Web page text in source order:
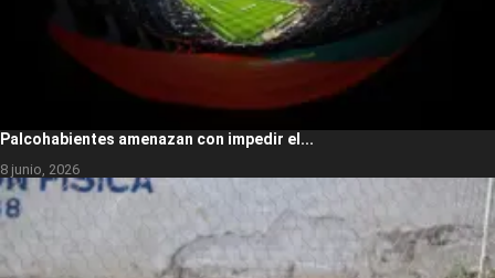
Palcohabientes amenazan con impedir el...
8 junio, 2026